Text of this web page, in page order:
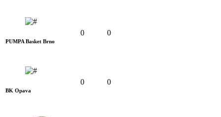
PUMPA Basket Brno
0 0
BK Opava
0 0